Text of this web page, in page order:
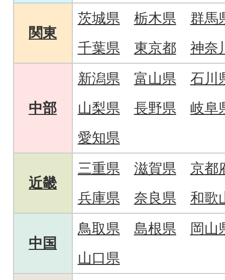
関東
茨城県 栃木県
群馬
千葉県
東京都 神奈
中部
新潟県 富山県
石川
山梨県
長野県
岐阜
愛知県
近畿
三重県 滋賀県
京都
兵庫県
奈良県 和歌
中国
鳥取県 島根県
岡山
山口県